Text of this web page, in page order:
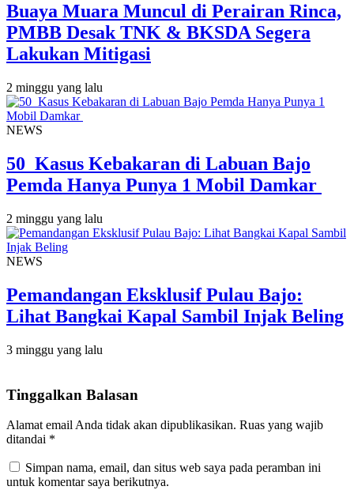
Buaya Muara Muncul di Perairan Rinca,
PMBB Desak TNK & BKSDA Segera
Lakukan Mitigasi
2 minggu yang lalu
NEWS
50 Kasus Kebakaran di Labuan Bajo
Pemda Hanya Punya 1 Mobil Damkar
2 minggu yang lalu
NEWS
Pemandangan Eksklusif Pulau Bajo:
Lihat Bangkai Kapal Sambil Injak Beling
3 minggu yang lalu
Tinggalkan Balasan
Alamat email Anda tidak akan dipublikasikan. Ruas yang wajib
ditandai *
Simpan nama, email, dan situs web saya pada peramban ini
untuk komentar saya berikutnya.